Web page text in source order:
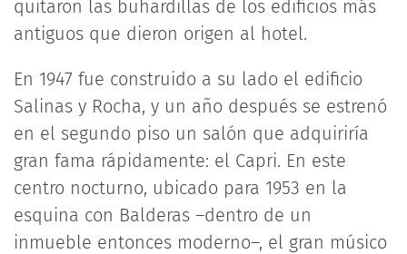
quitaron las buhardillas de los edificios más
antiguos que dieron origen al hotel.
En 1947 fue construido a su lado el edificio
Salinas y Rocha, y un año después se estrenó
en el segundo piso un salón que adquiriría
gran fama rápidamente: el Capri. En este
centro nocturno, ubicado para 1953 en la
esquina con Balderas –dentro de un
inmueble entonces moderno–, el gran músico